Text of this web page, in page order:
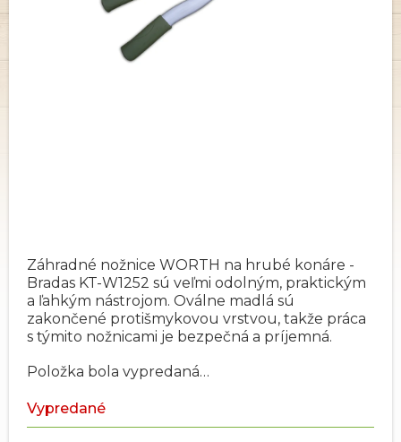
Vypredané
Položka bola vypredaná…
Záhradné nožnice WORTH na hrubé konáre -
Bradas KT-W1252 sú veľmi odolným, praktickým
a ľahkým nástrojom. Oválne madlá sú
zakončené protišmykovou vrstvou, takže práca
s týmito nožnicami je bezpečná a príjemná.